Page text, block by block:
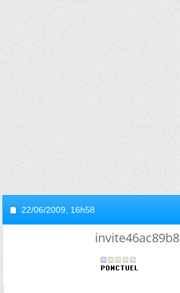
22/06/2009, 16h58
invite46ac89b8